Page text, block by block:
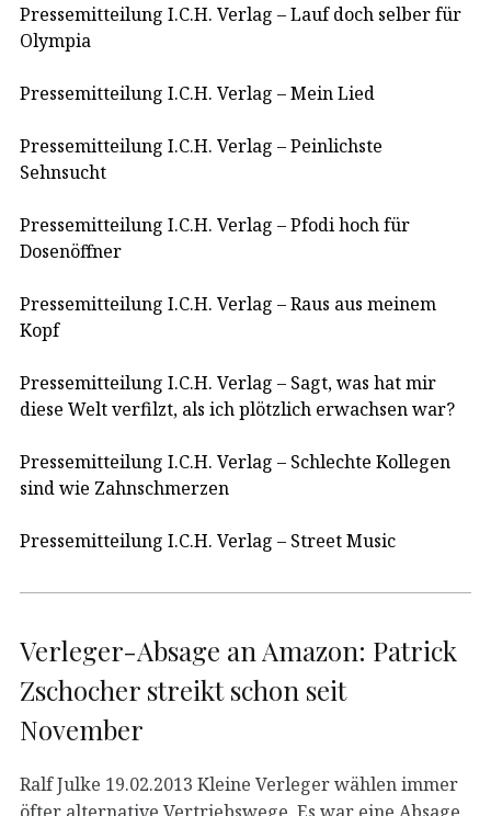
Pressemitteilung I.C.H. Verlag – Lauf doch selber für
Olympia
Pressemitteilung I.C.H. Verlag – Mein Lied
Pressemitteilung I.C.H. Verlag – Peinlichste
Sehnsucht
Pressemitteilung I.C.H. Verlag – Pfodi hoch für
Dosenöffner
Pressemitteilung I.C.H. Verlag – Raus aus meinem
Kopf
Pressemitteilung I.C.H. Verlag – Sagt, was hat mir
diese Welt verfilzt, als ich plötzlich erwachsen war?
Pressemitteilung I.C.H. Verlag – Schlechte Kollegen
sind wie Zahnschmerzen
Pressemitteilung I.C.H. Verlag – Street Music
Verleger-Absage an Amazon: Patrick
Zschocher streikt schon seit
November
Ralf Julke 19.02.2013 Kleine Verleger wählen immer